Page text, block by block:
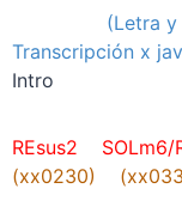
(Letra
Transcripción x
Intro
REsus2
(xx0230)